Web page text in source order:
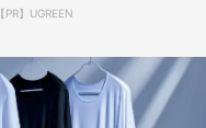
【PR】UGREEN